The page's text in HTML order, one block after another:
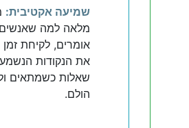
שמיעה אקטיבית:
מלאה למה
אומרים, לקיחת זמן
את הנקודות
שאלות כשמתאים
הולם.